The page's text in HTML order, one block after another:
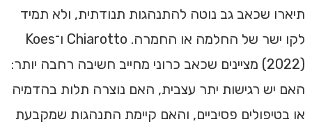
תיארו שכאב גב נוטה להתנהגות תנודתית, ולא תמיד
לקו ישר של החלמה או החמרה. Chiarotto ו־Koes
‏(2022) מציינים שכאב כרוני מחייב חשיבה רחבה יותר:
האם יש רגישות יתר עצבית, האם נוצרה תלות בהדמיה
או בטיפולים פסיביים, והאם קיימת התנהגות שמקבעת